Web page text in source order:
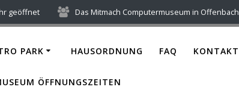
geöffnet Das Mitmach Computermuseum in Offenbach
PARK HAUSORDNUNG FAQ KONTAKT
ÖFFNUNGSZEITEN